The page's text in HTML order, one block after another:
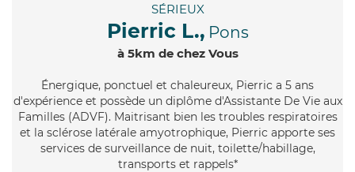
SÉRIEUX
Pierric L., Pons
à 5km de chez Vous
Énergique, ponctuel et chaleureux, Pierric a 5 ans
d'expérience et possède un diplôme d'Assistante De Vie aux
Familles (ADVF). Maitrisant bien les troubles respiratoires
et la sclérose latérale amyotrophique, Pierric apporte ses
services de surveillance de nuit, toilette/habillage,
transports et rappels*